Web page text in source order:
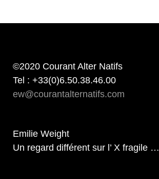
©2020 Courant Alter Natifs
Tel : +33(0)6.50.38.46.00
ew@courantalternatifs.com
Emilie Weight
Un regard différent sur l’ X fragile …